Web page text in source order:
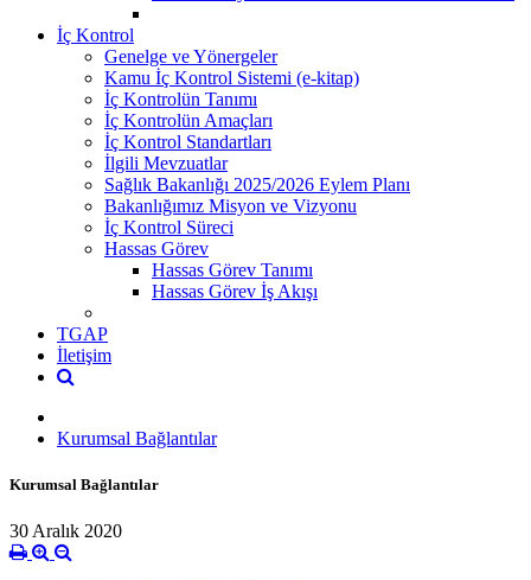
İç Kontrol
Genelge ve Yönergeler
Kamu İç Kontrol Sistemi (e-kitap)
İç Kontrolün Tanımı
İç Kontrolün Amaçları
İç Kontrol Standartları
İlgili Mevzuatlar
Sağlık Bakanlığı 2025/2026 Eylem Planı
Bakanlığımız Misyon ve Vizyonu
İç Kontrol Süreci
Hassas Görev
Hassas Görev Tanımı
Hassas Görev İş Akışı
TGAP
İletişim
Kurumsal Bağlantılar
Kurumsal Bağlantılar
30 Aralık 2020